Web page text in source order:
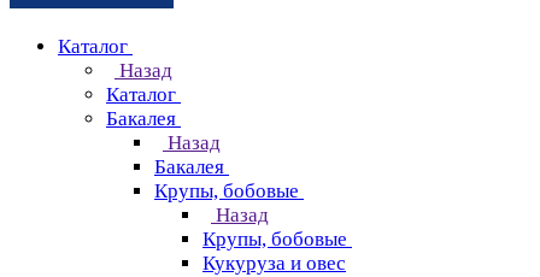
Каталог
Назад
Каталог
Бакалея
Назад
Бакалея
Крупы, бобовые
Назад
Крупы, бобовые
Кукуруза и овес